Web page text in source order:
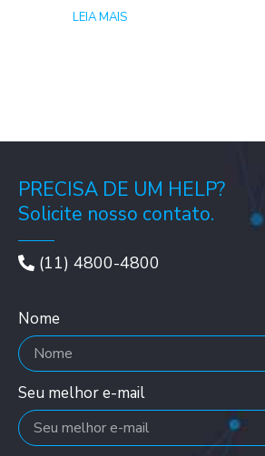
LEIA MAIS
PRECISA DE UM HELP?
Solicite nosso contato.
(11) 4800-4800
Nome
Seu melhor e-mail